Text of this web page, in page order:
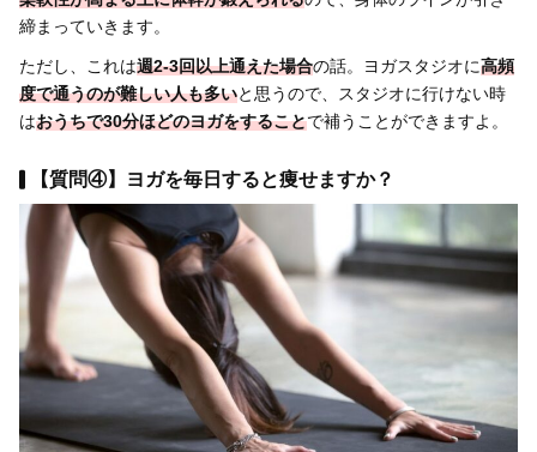
締まっていきます。
ただし、これは週2-3回以上通えた場合の話。ヨガスタジオに高頻
度で通うのが難しい人も多いと思うので、スタジオに行けない時
はおうちで30分ほどのヨガをすることで補うことができますよ。
【質問④】ヨガを毎日すると痩せますか？